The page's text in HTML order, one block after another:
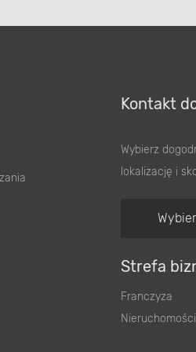
Kontakt
Wybierz
lokalizację i
Strefa
Franczyza
Nieruchomości